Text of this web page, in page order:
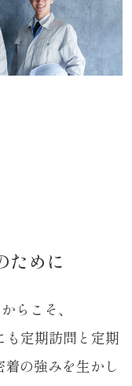
ために
らこそ、
定期訪問と定期
の強みを生かし